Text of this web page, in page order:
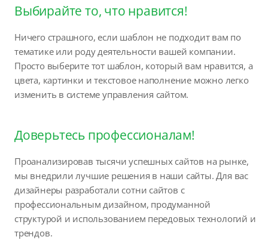
Выбирайте то, что нравится!
Ничего страшного, если шаблон не подходит вам по
тематике или роду деятельности вашей компании.
Просто выберите тот шаблон, который вам нравится, а
цвета, картинки и текстовое наполнение можно легко
изменить в системе управления сайтом.
Доверьтесь профессионалам!
Проанализировав тысячи успешных сайтов на рынке,
мы внедрили лучшие решения в наши сайты. Для вас
дизайнеры разработали сотни сайтов с
профессиональным дизайном, продуманной
структурой и использованием передовых технологий и
трендов.